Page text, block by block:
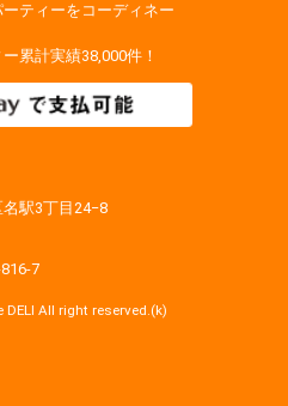
ティーをコーディネー
累計実績38,000件！
駅3丁目24−8
DELI All right reserved.(k)